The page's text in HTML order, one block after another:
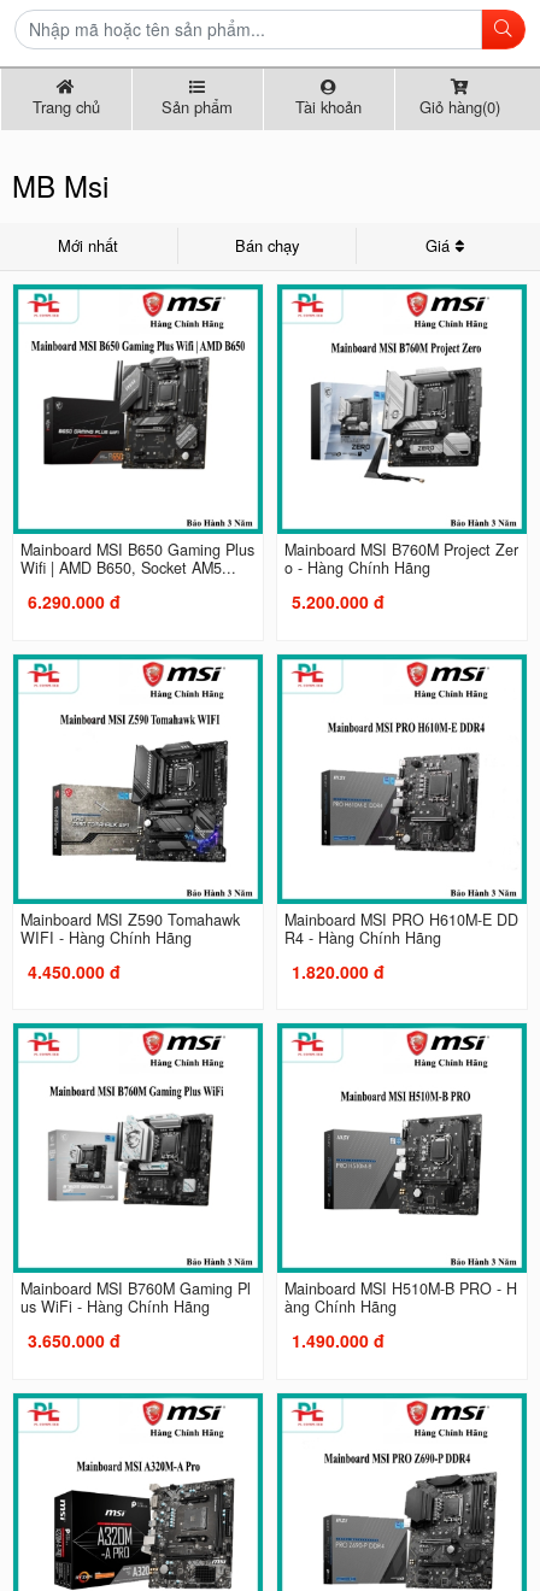
Trang chủ Sản phẩm Tài khoản Giỏ hàng(0)
MB Msi
Mới nhất Bán chạy Giá
Mainboard MSI B650 Gaming Plus
Wifi | AMD B650, Socket AM5...
6.290.000 đ
Mainboard MSI B760M Project Zer
o - Hàng Chính Hãng
5.200.000 đ
Mainboard MSI Z590 Tomahawk
WIFI - Hàng Chính Hãng
4.450.000 đ
Mainboard MSI PRO H610M-E DD
R4 - Hàng Chính Hãng
1.820.000 đ
Mainboard MSI B760M Gaming Pl
us WiFi - Hàng Chính Hãng
3.650.000 đ
Mainboard MSI H510M-B PRO - H
àng Chính Hãng
1.490.000 đ